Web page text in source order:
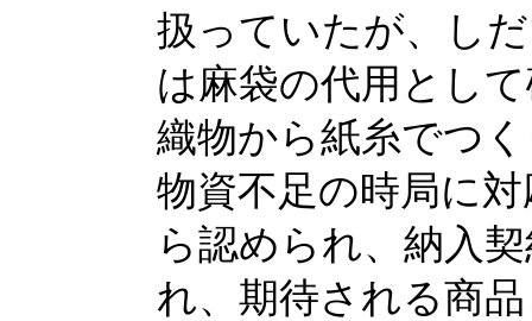
扱っていたが、し
は麻袋の代用とし
織物から紙糸でつ
物資不足の時局に
ら認められ、納入
れ、期待される商